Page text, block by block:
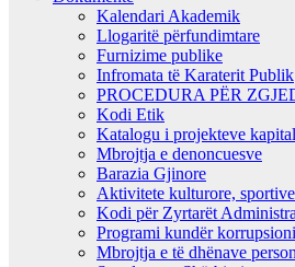
Kalendari Akademik
Llogaritë përfundimtare
Furnizime publike
Infromata të Karaterit Publik
PROCEDURA PËR
Kodi Etik
Katalogu i projekteve
Mbrojtja e denoncuesve
Barazia Gjinore
Aktivitete kulturore,
Kodi për Zyrtarët
Programi kundër
Mbrojtja e të dhënave